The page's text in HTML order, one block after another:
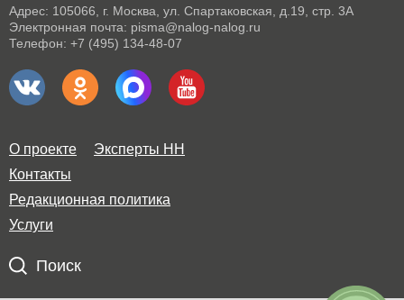
Адрес: 105066, г. Москва, ул. Спартаковская, д.19, стр. 3А
Электронная почта: pisma@nalog-nalog.ru
Телефон: +7 (495) 134-48-07
О проекте
Эксперты НН
Контакты
Редакционная политика
Услуги
Поиск